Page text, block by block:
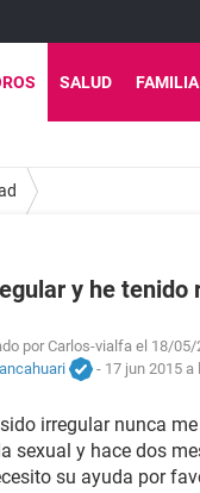
SALUD FAMILIA
y he tenido
por Carlos-vialfa el 18/05/
- 17 jun 2015 a
irregular nunca
sexual y hace dos
su ayuda por